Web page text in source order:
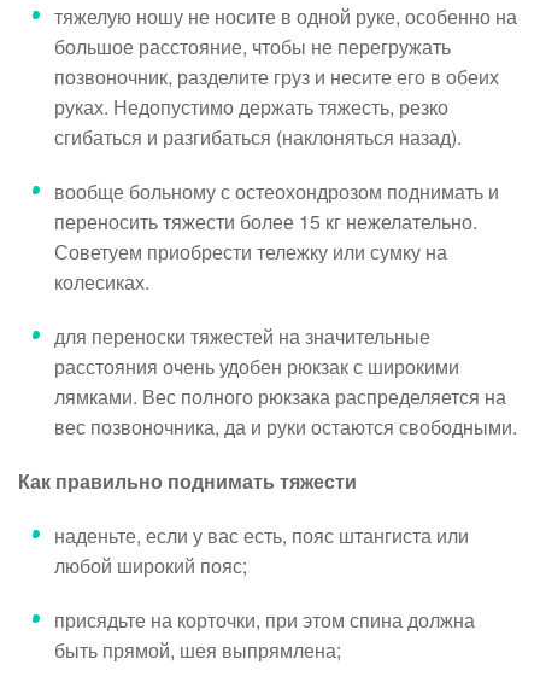
тяжелую ношу не носите в одной руке, особенно на
большое расстояние, чтобы не перегружать
позвоночник, разделите груз и несите его в обеих
руках. Недопустимо держать тяжесть, резко
сгибаться и разгибаться (наклоняться назад).
вообще больному с остеохондрозом поднимать и
переносить тяжести более 15 кг нежелательно.
Советуем приобрести тележку или сумку на
колесиках.
для переноски тяжестей на значительные
расстояния очень удобен рюкзак с широкими
лямками. Вес полного рюкзака распределяется на
вес позвоночника, да и руки остаются свободными.
Как правильно поднимать тяжести
наденьте, если у вас есть, пояс штангиста или
любой широкий пояс;
присядьте на корточки, при этом спина должна
быть прямой, шея выпрямлена;